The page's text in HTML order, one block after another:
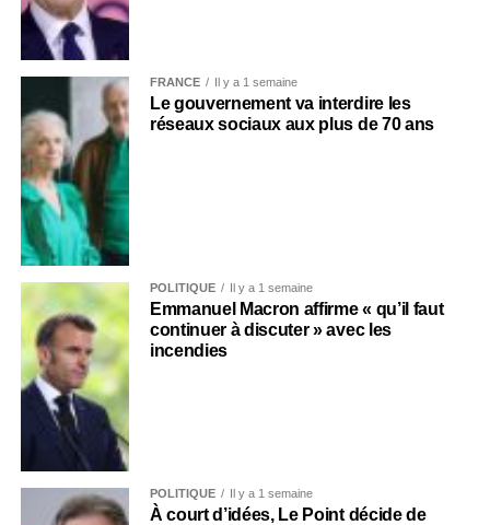
FRANCE Il y a 1 semaine
Le gouvernement va interdire les
réseaux sociaux aux plus de 70 ans
POLITIQUE Il y a 1 semaine
Emmanuel Macron affirme « qu’il faut
continuer à discuter » avec les
incendies
POLITIQUE Il y a 1 semaine
À court d’idées, Le Point décide de